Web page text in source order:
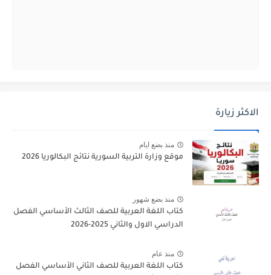
الاكثر زيارة
منذ بضع ايام
موقع وزارة التربية السورية نتائج البكالوريا 2026
منذ بضع شهور
كتاب اللغة العربية للصف الثالث الأساسي الفصل
الدراسي الاول والثاني 2025-2026
منذ عام
كتاب اللغة العربية للصف الثاني الأساسي الفصل